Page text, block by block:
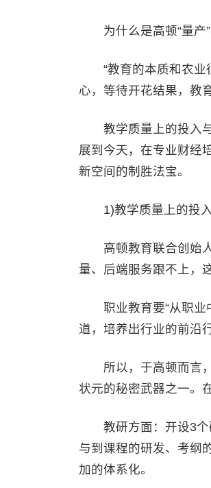
为什么是高顿“量产”
“教育的本质和农业
心，等待开花结果，教
教学质量上的投入与
展到今天，在专业财经
新空间的制胜法宝。
1)教学质量上的投
高顿教育联合创始人
量、后端服务跟不上，
职业教育要“从职业中
道，培养出行业的前沿
所以，于高顿而言，
状元的秘密武器之一。
教研方面：开设3个
与到课程的研发、考纲
加的体系化。